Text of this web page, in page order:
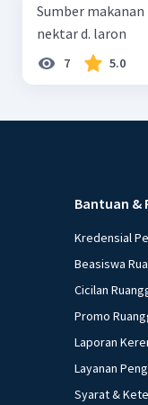
Sumber makanan kupu-kupu
nektar d. laron
7 5.0
Bantuan &
Kredensial
Beasiswa
Cicilan
Promo
Laporan
Layanan
Syarat &